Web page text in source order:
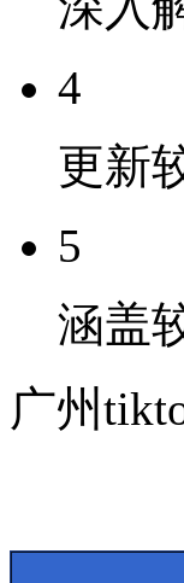
4
更新
5
涵盖
广州